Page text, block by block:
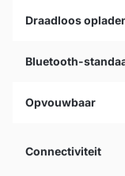
Draadloos
Bluetooth-
Opvouwbaar
Connectiviteit